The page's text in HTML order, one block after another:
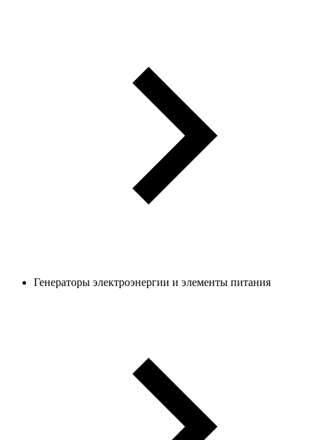
Генераторы электроэнергии и элементы питания